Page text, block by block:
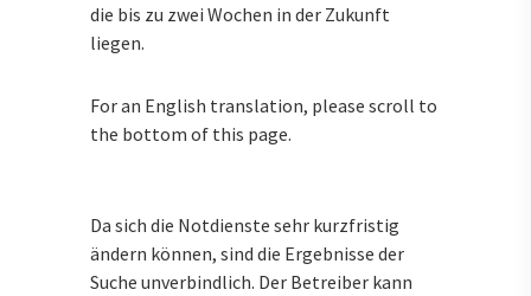
die bis zu zwei Wochen in der Zukunft
liegen.
For an English translation, please scroll to
the bottom of this page.
Da sich die Notdienste sehr kurzfristig
ändern können, sind die Ergebnisse der
Suche unverbindlich. Der Betreiber kann